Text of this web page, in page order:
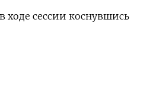
ходе сессии коснувшись